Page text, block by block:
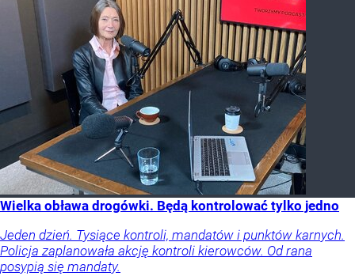
Wielka obława drogówki. Będą kontrolować tylko jedno
Jeden dzień. Tysiące kontroli, mandatów i punktów karnych.
Policja zaplanowała akcję kontroli kierowców. Od rana
posypią się mandaty.